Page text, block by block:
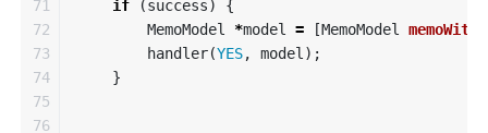
71
72
73
74
75
76
if
(success)
{
MemoModel
*model = [MemoModel
handler(YES, model );
}